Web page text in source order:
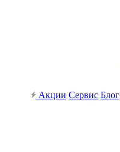
Акции Сервис Блог